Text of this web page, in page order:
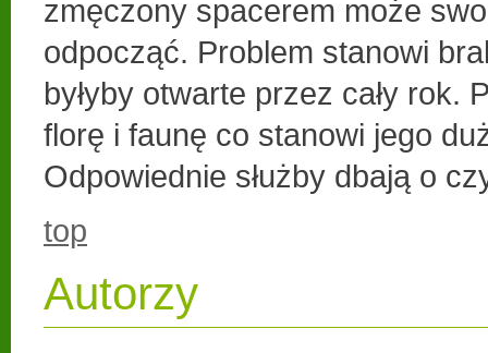
zmęczony spacerem może
odpocząć. Problem stanowi
byłyby otwarte przez cały rok.
florę i faunę co stanowi jego
Odpowiednie służby dbają o
top
Autorzy